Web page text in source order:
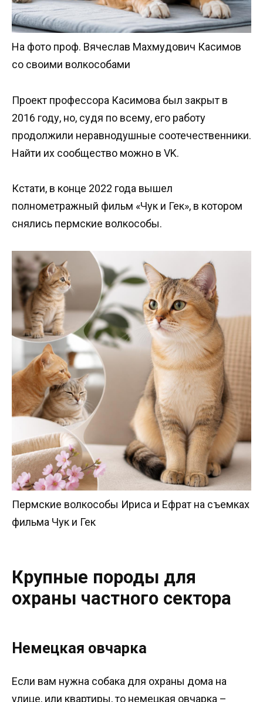
На фото проф. Вячеслав Махмудович Касимов
со своими волкособами
Проект профессора Касимова был закрыт в
2016 году, но, судя по всему, его работу
продолжили неравнодушные соотечественники.
Найти их сообщество можно в VK.
Кстати, в конце 2022 года вышел
полнометражный фильм «Чук и Гек», в котором
снялись пермские волкособы.
Пермские волкособы Ириса и Ефрат на съемках
фильма Чук и Гек
Крупные породы для
охраны частного сектора
Немецкая овчарка
Если вам нужна собака для охраны дома на
улице, или квартиры, то немецкая овчарка –